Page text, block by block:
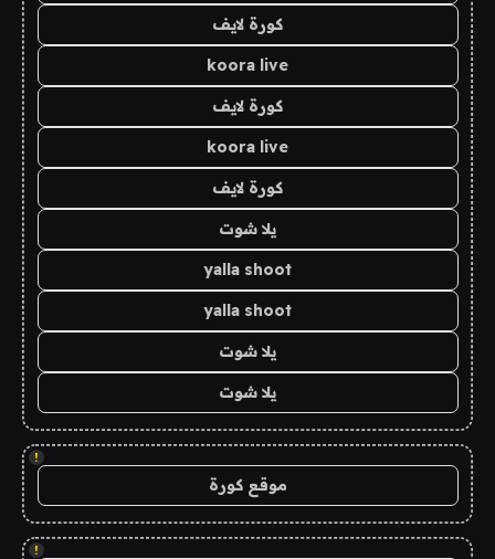
كورة لايف
koora live
كورة لايف
koora live
كورة لايف
يلا شوت
yalla shoot
yalla shoot
يلا شوت
يلا شوت
!
موقع كورة
!